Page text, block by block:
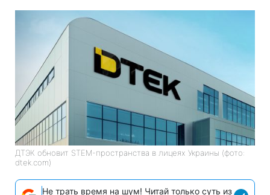
ДТЭК обновит STEM-пространства в лицеях Украины (фото:
dtek.com)
Не трать время на шум! Читай только суть из